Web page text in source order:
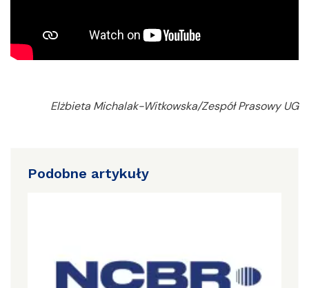
Elżbieta Michalak-Witkowska/Zespół Prasowy UG
Podobne artykuły